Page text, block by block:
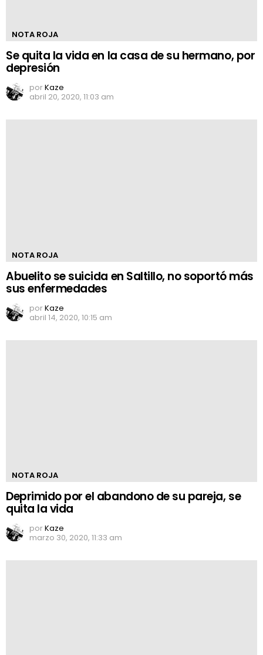
NOTA ROJA
Se quita la vida en la casa de su hermano, por
depresión
porKaze
abril 20, 2020, 11:03 am
NOTA ROJA
Abuelito se suicida en Saltillo, no soportó más
sus enfermedades
porKaze
abril 14, 2020, 10:15 am
NOTA ROJA
Deprimido por el abandono de su pareja, se
quita la vida
porKaze
marzo 30, 2020, 11:33 am